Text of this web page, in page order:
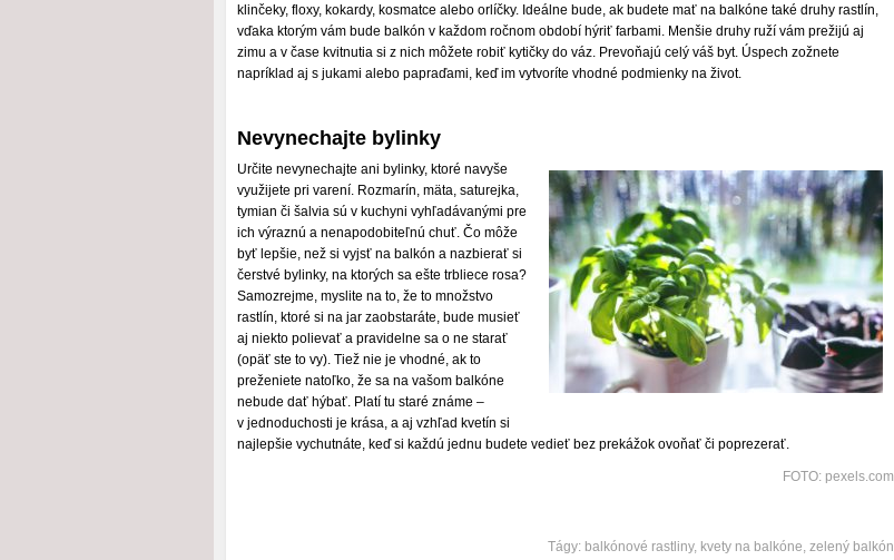
klinčeky, floxy, kokardy, kosmatce alebo orlíčky. Ideálne bude, ak budete mať na balkóne také druhy rastlín,
vďaka ktorým vám bude balkón v každom ročnom období hýriť farbami. Menšie druhy ruží vám prežijú aj
zimu a v čase kvitnutia si z nich môžete robiť kytičky do váz. Prevoňajú celý váš byt. Úspech zožnete
napríklad aj s jukami alebo papraďami, keď im vytvoríte vhodné podmienky na život.
Nevynechajte bylinky
Určite nevynechajte ani bylinky, ktoré navyše
využijete pri varení. Rozmarín, mäta, saturejka,
tymian či šalvia sú v kuchyni vyhľadávanými pre
ich výraznú a nenapodobiteľnú chuť. Čo môže
byť lepšie, než si vyjsť na balkón a nazbierať si
čerstvé bylinky, na ktorých sa ešte trbliece rosa?
Samozrejme, myslite na to, že to množstvo
rastlín, ktoré si na jar zaobstaráte, bude musieť
aj niekto polievať a pravidelne sa o ne starať
(opäť ste to vy). Tiež nie je vhodné, ak to
preženiete natoľko, že sa na vašom balkóne
nebude dať hýbať. Platí tu staré známe –
v jednoduchosti je krása, a aj vzhľad kvetín si
najlepšie vychutnáte, keď si každú jednu budete vedieť bez prekážok ovoňať či poprezerať.
FOTO: pexels.com
Tágy: balkónové rastliny, kvety na balkóne, zelený balkón